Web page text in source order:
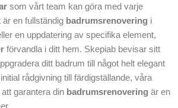
mer
och
av din
som vårt team kan göra med varje
är en fullständig badrumsrenovering i
en uppdatering av specifika element,
förvandla i ditt hem. Skepiab bevisar sitt
ditt badrum till något helt elegant
rådgivning till färdigställande, våra
garantera din badrumsrenovering är en